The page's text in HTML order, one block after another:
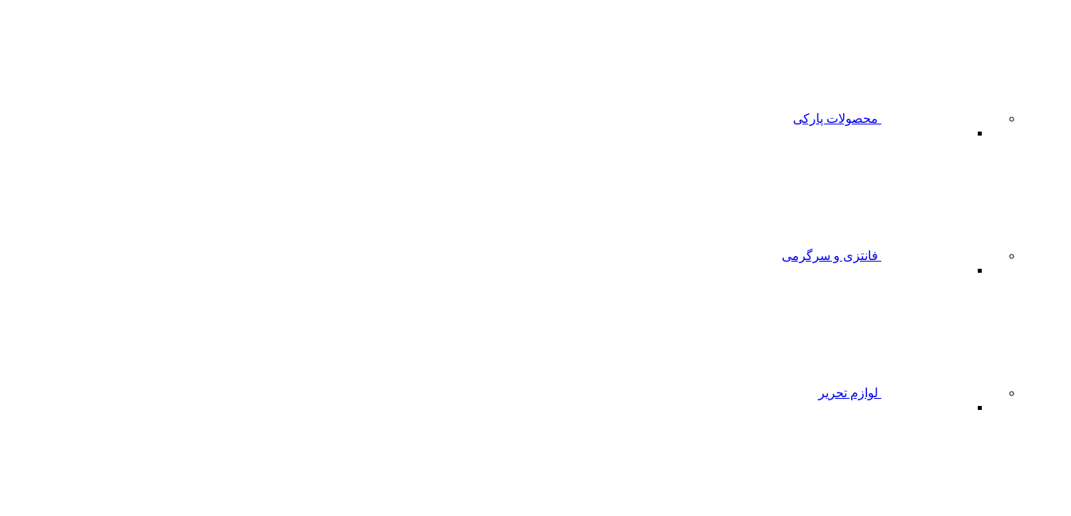
محصولات پارکی
فانتزی و سرگرمی
لوازم تحریر